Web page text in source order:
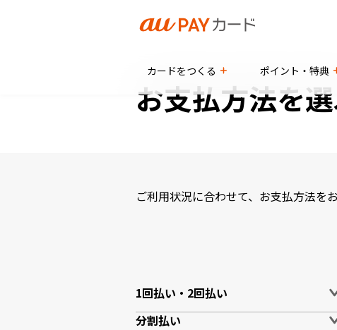
カードをつくる ポイント・特典
TOP サービス お支払方法を選ぶ
お支払方法を
ご利用状況に合わせて、お支払方法を
1回払い・2回払い
分割払い